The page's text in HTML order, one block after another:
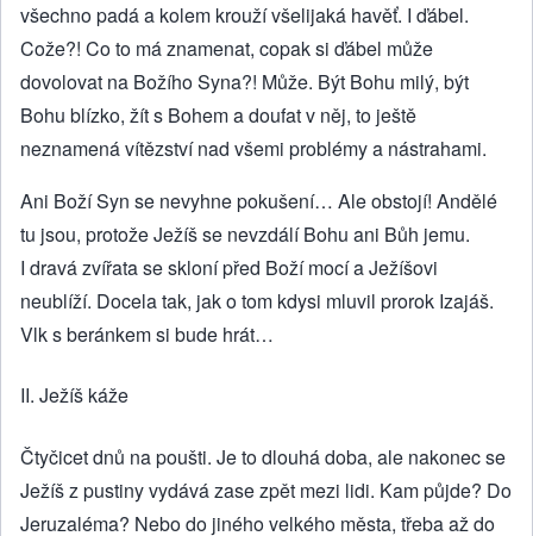
všechno padá a kolem krouží všelijaká havěť. I ďábel.
Cože?! Co to má znamenat, copak si ďábel může
dovolovat na Božího Syna?! Může. Být Bohu milý, být
Bohu blízko, žít s Bohem a doufat v něj, to ještě
neznamená vítězství nad všemi problémy a nástrahami.
Ani Boží Syn se nevyhne pokušení… Ale obstojí! Andělé
tu jsou, protože Ježíš se nevzdálí Bohu ani Bůh jemu.
I dravá zvířata se skloní před Boží mocí a Ježíšovi
neublíží. Docela tak, jak o tom kdysi mluvil prorok Izajáš.
Vlk s beránkem si bude hrát…
II. Ježíš káže
Čtyčicet dnů na poušti. Je to dlouhá doba, ale nakonec se
Ježíš z pustiny vydává zase zpět mezi lidi. Kam půjde? Do
Jeruzaléma? Nebo do jiného velkého města, třeba až do